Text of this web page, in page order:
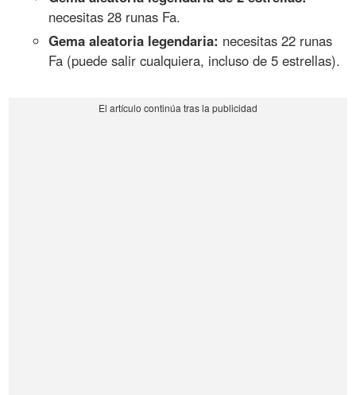
necesitas 28 runas Fa.
Gema aleatoria legendaria: necesitas 22 runas
Fa (puede salir cualquiera, incluso de 5 estrellas).